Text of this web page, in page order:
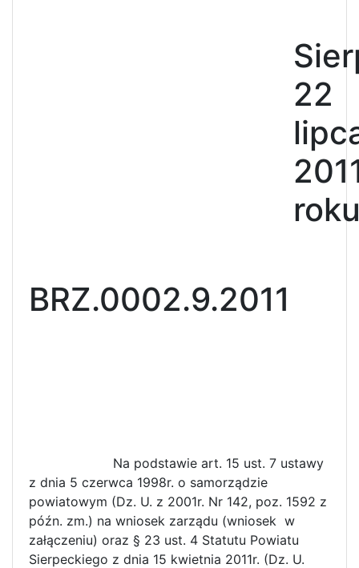
22
BRZ.0002.9.2011
Na podstawie art. 15 ust. 7 ustawy
z dnia 5 czerwca 1998r. o samorządzie
powiatowym (Dz. U. z 2001r. Nr 142, poz. 1592 z
późn. zm.) na wniosek zarządu (wniosek w
załączeniu) oraz § 23 ust. 4 Statutu Powiatu
Sierpeckiego z dnia 15 kwietnia 2011r. (Dz. U.